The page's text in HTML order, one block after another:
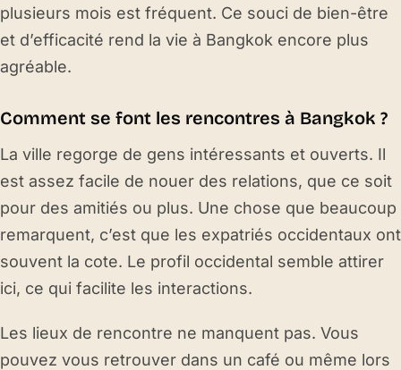
plusieurs mois est fréquent. Ce souci de bien-être
et d’efficacité rend la vie à Bangkok encore plus
agréable.
Comment se font les rencontres à Bangkok ?
La ville regorge de gens intéressants et ouverts. Il
est assez facile de nouer des relations, que ce soit
pour des amitiés ou plus. Une chose que beaucoup
remarquent, c’est que les expatriés occidentaux ont
souvent la cote. Le profil occidental semble attirer
ici, ce qui facilite les interactions.
Les lieux de rencontre ne manquent pas. Vous
pouvez vous retrouver dans un café ou même lors